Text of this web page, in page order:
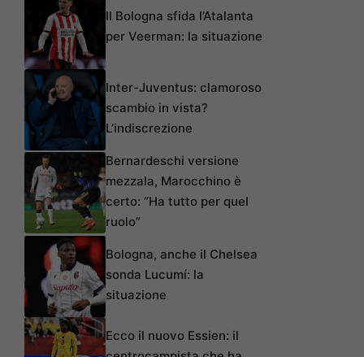
Il Bologna sfida l’Atalanta
per Veerman: la situazione
Inter-Juventus: clamoroso
scambio in vista?
L’indiscrezione
Bernardeschi versione
mezzala, Marocchino è
certo: “Ha tutto per quel
ruolo”
Bologna, anche il Chelsea
sonda Lucumí: la
situazione
Ecco il nuovo Essien: il